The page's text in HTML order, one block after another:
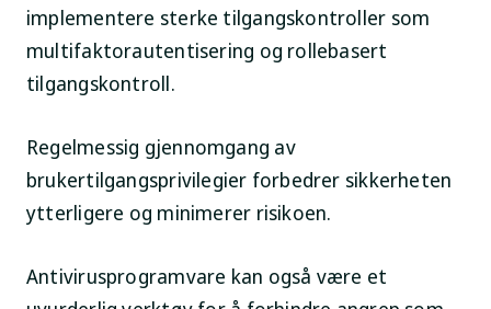
implementere sterke tilgangskontroller som
multifaktorautentisering og rollebasert
tilgangskontroll.
Regelmessig gjennomgang av
brukertilgangsprivilegier forbedrer sikkerheten
ytterligere og minimerer risikoen.
Antivirusprogramvare kan også være et